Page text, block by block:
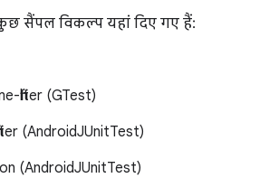
सैंपल विकल्प यहां दिए गए हैं:
filter (GTest)
(AndroidJUnitTest)
(AndroidJUnitTest)